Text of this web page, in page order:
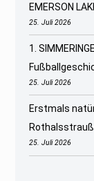
EMERSON
25. Juli 2026
1.
25. Juli 2026
Erstmals
25. Juli 2026